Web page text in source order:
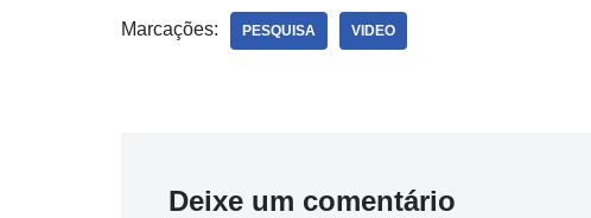
Marcações: PESQUISA VIDEO
Deixe um comentário